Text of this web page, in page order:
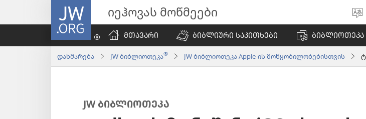
JW.ORG იეჰოვას მოწმეები
ᲛᲗᲐᲕᲐᲠᲘ
ᲑᲘᲑᲚᲘᲣᲠᲘ ᲡᲐᲙᲘᲗᲮᲔᲑᲘ ᲑᲘᲑᲚᲘᲝᲗᲔᲙᲐ
დახმარება JW ბიბლიოთეკა® JW ბიბლიოთეკა Apple-ის მოწყობილობებისთვის
JW ᲑᲘᲑᲚᲘᲝᲗᲔᲙᲐ